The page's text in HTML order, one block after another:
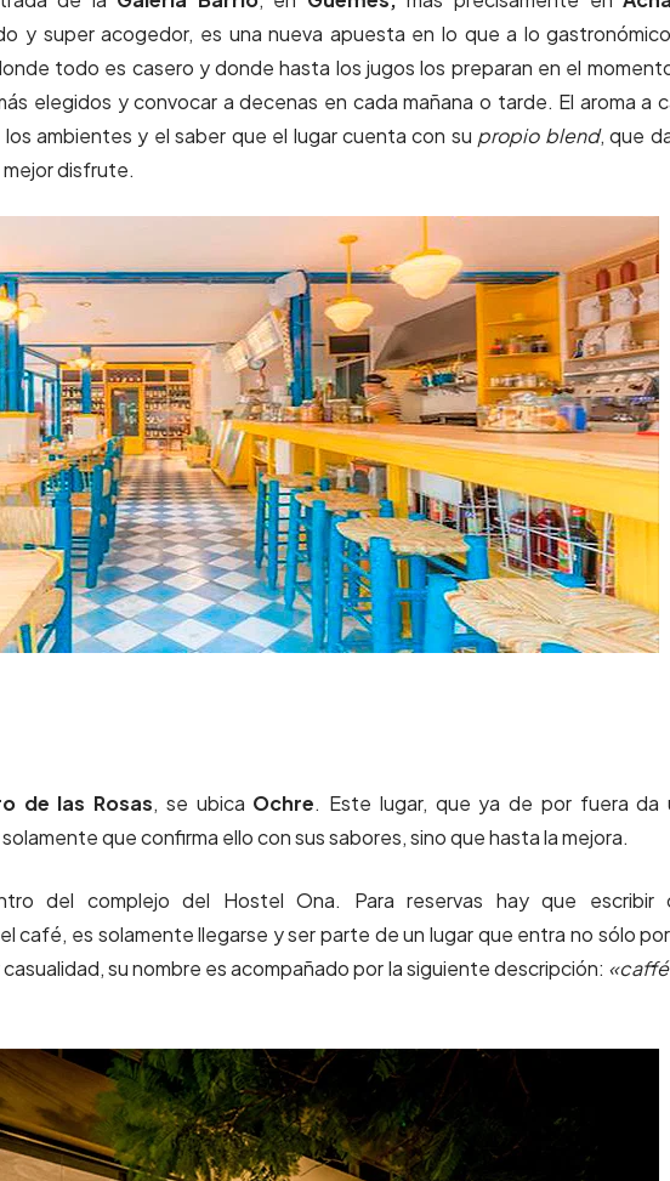
y super acogedor, es una nueva apuesta en lo que a lo
todo es casero y donde hasta los jugos los preparan en el
elegidos y convocar a decenas en cada mañana o tarde. El aroma a
ambientes y el saber que el lugar cuenta con su propio blend, que
disfrute.
de las Rosas, se ubica Ochre. Este lugar, que ya de por fuera da
que confirma ello con sus sabores, sino que hasta la mejora.
del complejo del Hostel Ona. Para reservas hay que escribir
café, es solamente llegarse y ser parte de un lugar que entra no sólo
su nombre es acompañado por la siguiente descripción: